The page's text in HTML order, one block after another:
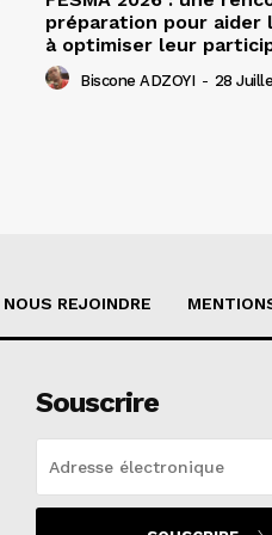
préparation pour aider
à optimiser leur
Biscone ADZOYI - 28
NOUS REJOINDRE
Souscrire